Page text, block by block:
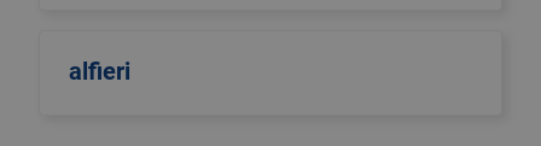
alfieri